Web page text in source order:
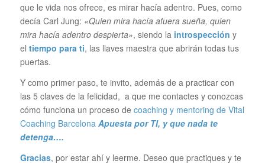
que le vida nos ofrece, es mirar hacía adentro. Pues, como
decía Carl Jung: «Quien mira hacía afuera sueña, quien
mira hacía adentro despierta», siendo la introspección y
el tiempo para ti, las llaves maestra que abrirán todas tus
puertas.
Y como primer paso, te invito, además de a practicar con
las 5 claves de la felicidad, a que me contactes y conozcas
cómo funciona un proceso de coaching y mentoring de Vital
Coaching Barcelona Apuesta por TI, y que nada te
detenga….
Gracias, por estar ahí y leerme. Deseo que practiques y te